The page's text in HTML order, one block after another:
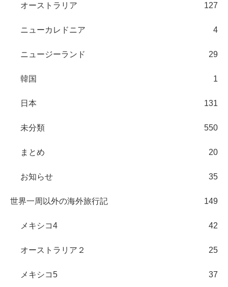
オーストラリア 127
ニューカレドニア 4
ニュージーランド 29
韓国 1
日本 131
未分類 550
まとめ 20
お知らせ 35
世界一周以外の海外旅行記 149
メキシコ4 42
オーストラリア２ 25
メキシコ5 37